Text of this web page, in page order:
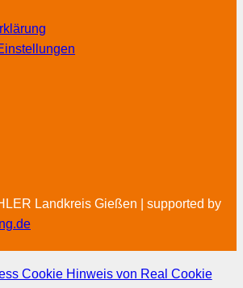
Landkreis Gießen | supported by
Cookie Hinweis von Real Cookie